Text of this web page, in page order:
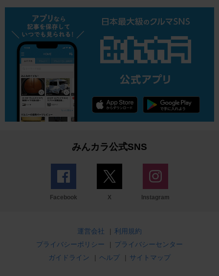
みんカラ公式SNS
Facebook X Instagram
運営会社 | 利用規約
プライバシーポリシー
| プライバシーセンター
ガイドライン
| ヘルプ | サイトマップ